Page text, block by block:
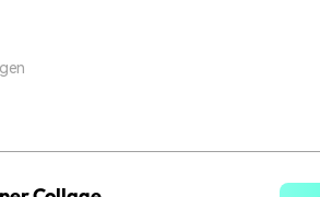
Kostenloser Download
Kostenloser Download